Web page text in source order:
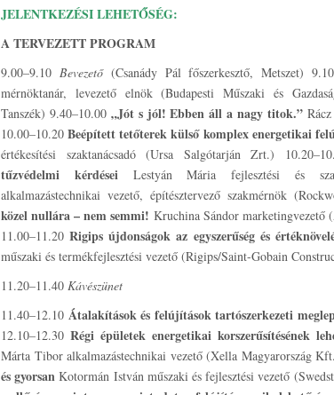
JELENTKEZÉSI LEHETŐSÉG:
A TERVEZETT PROGRAM
9.00–9.10 Bevezető(Csanády Pál főszerkesztő, Metszet)
mérnöktanár, levezető elnök (Budapesti Műszaki és
Tanszék) 9.40–10.00 „Jót s jól! Ebben áll a nagy titok.”
10.00–10.20Beépített tetőterek külső komplex energetikai
értékesítési szaktanácsadó (Ursa Salgótarján Zrt.)
tűzvédelmi kérdéseiLestyán Mária fejlesztési és
alkalmazástechnikai vezető, építésztervező szakmérnök
közel nullára – nem semmi! Kruchina Sándor marketingvezető
11.00–11.20Rigips újdonságok az egyszerűség és
műszaki és termékfejlesztési vezető (Rigips/Saint-Gobain
11.20–11.40 Kávészünet
11.40–12.10 Átalakítások és felújítások tartószerkezeti
12.10–12.30 Régi épületek energetikai korszerűsítésének
Márta Tibor alkalmazástechnikai vezető (Xella Magyarország
és gyorsan Kotormán István műszaki és fejlesztési vezető